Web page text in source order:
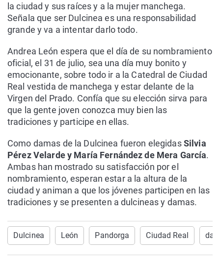
la ciudad y sus raíces y a la mujer manchega.
Señala que ser Dulcinea es una responsabilidad
grande y va a intentar darlo todo.
Andrea León espera que el día de su nombramiento
oficial, el 31 de julio, sea una día muy bonito y
emocionante, sobre todo ir a la Catedral de Ciudad
Real vestida de manchega y estar delante de la
Virgen del Prado. Confía que su elección sirva para
que la gente joven conozca muy bien las
tradiciones y participe en ellas.
Como damas de la Dulcinea fueron elegidasSilvia
Pérez Velarde y María Fernández de Mera García.
Ambas han mostrado su satisfacción por el
nombramiento, esperan estar a la altura de la
ciudad y animan a que los jóvenes participen en las
tradiciones y se presenten a dulcineas y damas.
Dulcinea León Pandorga Ciudad Real